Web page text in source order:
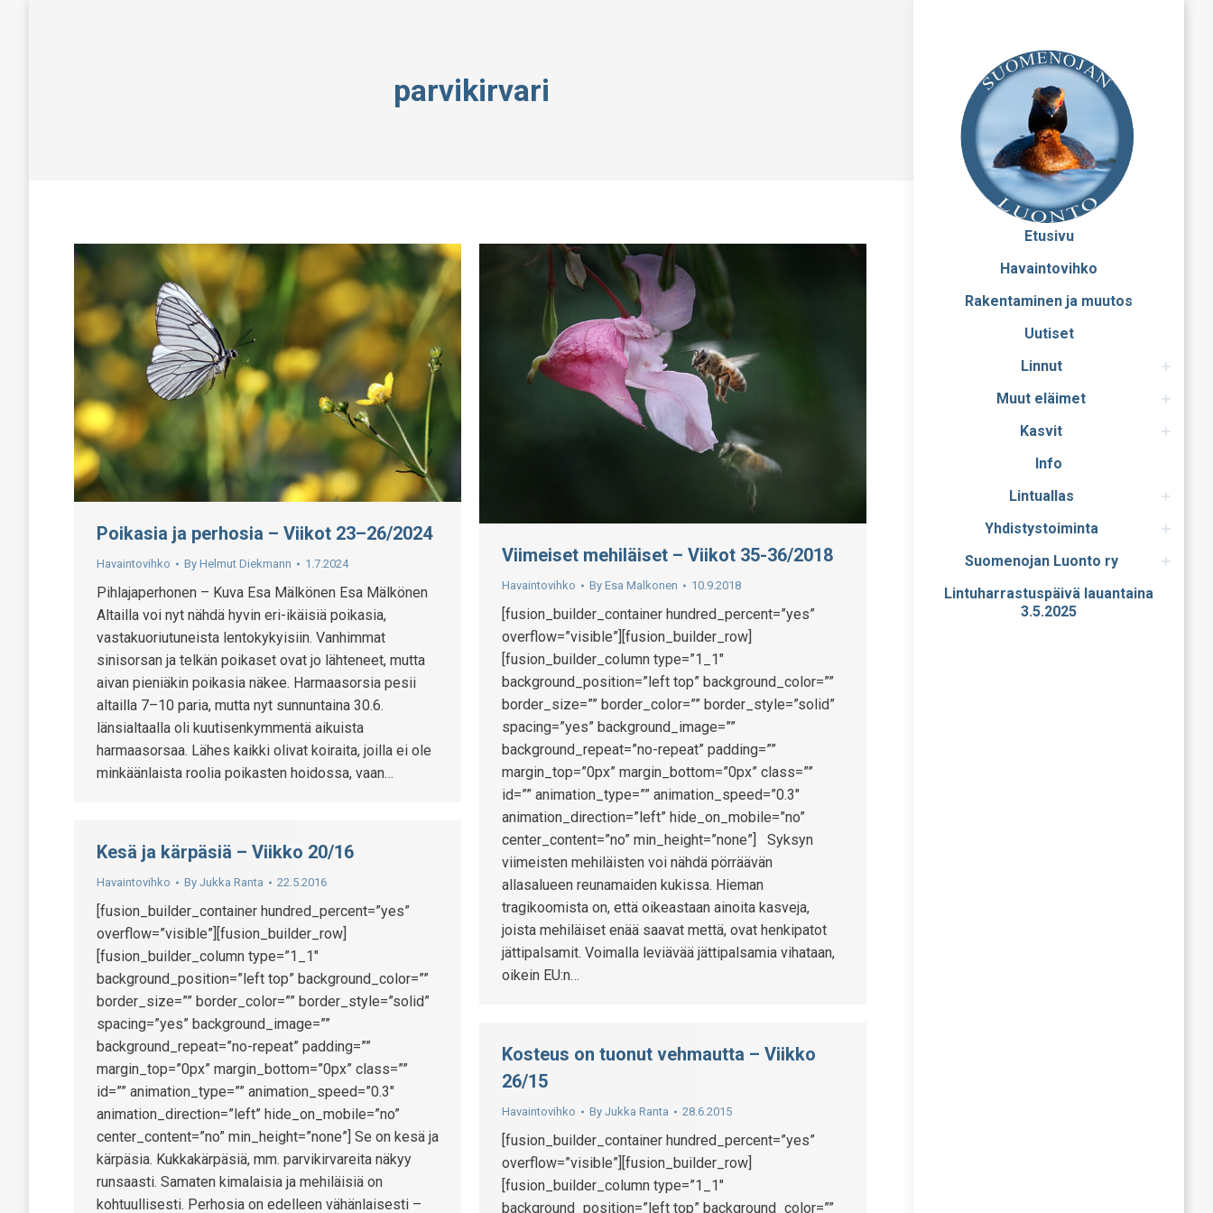
Etusivu
Havaintovihko
Rakentaminen ja muutos
Uutiset
Linnut
Muut eläimet
Kasvit
Info
Lintuallas
Yhdistystoiminta
Suomenojan Luonto ry
Lintuharrastuspäivä lauantaina
3.5.2025
parvikirvari
Poikasia ja perhosia – Viikot 23–26/2024
Havaintovihko By Helmut Diekmann 1.7.2024
Pihlajaperhonen – Kuva Esa Mälkönen Esa Mälkönen
Altailla voi nyt nähdä hyvin eri-ikäisiä poikasia,
vastakuoriutuneista lentokykyisiin. Vanhimmat
sinisorsan ja telkän poikaset ovat jo lähteneet, mutta
aivan pieniäkin poikasia näkee. Harmaasorsia pesii
altailla 7–10 paria, mutta nyt sunnuntaina 30.6.
länsialtaalla oli kuutisenkymmentä aikuista
harmaasorsaa. Lähes kaikki olivat koiraita, joilla ei ole
minkäänlaista roolia poikasten hoidossa, vaan…
Viimeiset mehiläiset – Viikot 35-36/2018
Havaintovihko By Esa Malkonen 10.9.2018
[fusion_builder_container hundred_percent=”yes”
overflow=”visible”][fusion_builder_row]
[fusion_builder_column type=”1_1″
background_position=”left top” background_color=””
border_size=”” border_color=”” border_style=”solid”
spacing=”yes” background_image=””
background_repeat=”no-repeat” padding=””
margin_top=”0px” margin_bottom=”0px” class=””
id=”” animation_type=”” animation_speed=”0.3″
animation_direction=”left” hide_on_mobile=”no”
center_content=”no” min_height=”none”] Syksyn
viimeisten mehiläisten voi nähdä pörräävän
allasalueen reunamaiden kukissa. Hieman
tragikoomista on, että oikeastaan ainoita kasveja,
joista mehiläiset enää saavat mettä, ovat henkipatot
jättipalsamit. Voimalla leviävää jättipalsamia vihataan,
oikein EU:n…
Kesä ja kärpäsiä – Viikko 20/16
Havaintovihko By Jukka Ranta 22.5.2016
[fusion_builder_container hundred_percent=”yes”
overflow=”visible”][fusion_builder_row]
[fusion_builder_column type=”1_1″
background_position=”left top” background_color=””
border_size=”” border_color=”” border_style=”solid”
spacing=”yes” background_image=””
background_repeat=”no-repeat” padding=””
margin_top=”0px” margin_bottom=”0px” class=””
id=”” animation_type=”” animation_speed=”0.3″
animation_direction=”left” hide_on_mobile=”no”
center_content=”no” min_height=”none”] Se on kesä ja
kärpäsia. Kukkakärpäsiä, mm. parvikirvareita näkyy
runsaasti. Samaten kimalaisia ja mehiläisiä on
kohtuullisesti. Perhosia on edelleen vähänlaisesti –
Kosteus on tuonut vehmautta – Viikko
26/15
Havaintovihko By Jukka Ranta 28.6.2015
[fusion_builder_container hundred_percent=”yes”
overflow=”visible”][fusion_builder_row]
[fusion_builder_column type=”1_1″
background_position=”left top” background_color=””